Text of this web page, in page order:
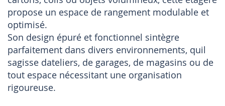
propose un espace de rangement modulable et
optimisé.
Son design épuré et fonctionnel sintègre
parfaitement dans divers environnements, quil
sagisse dateliers, de garages, de magasins ou de
tout espace nécessitant une organisation
rigoureuse.